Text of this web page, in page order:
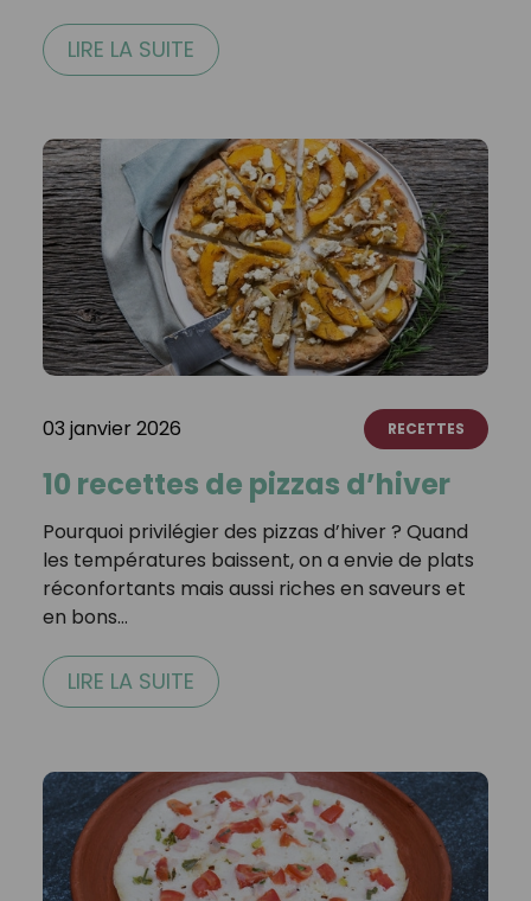
LIRE LA SUITE
03 janvier 2026 RECETTES
10 recettes de pizzas d’hiver
Pourquoi privilégier des pizzas d’hiver ? Quand
les températures baissent, on a envie de plats
réconfortants mais aussi riches en saveurs et
en bons…
LIRE LA SUITE